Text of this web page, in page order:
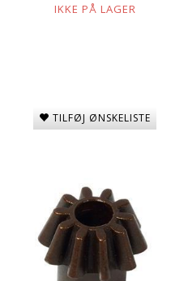
IKKE PÅ LAGER
TILFØJ ØNSKELISTE